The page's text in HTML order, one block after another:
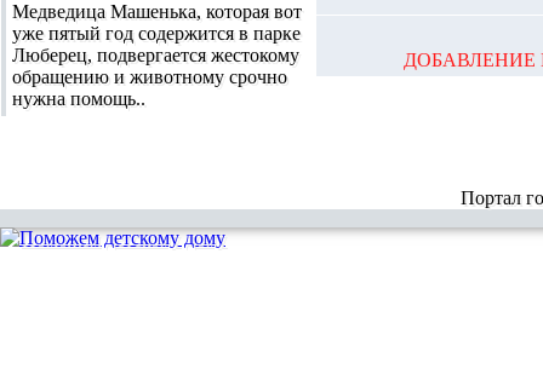
ДОБАВЛЕНИЕ
Медведица Машенька, которая вот
уже пятый год содержится в парке
Люберец, подвергается жестокому
обращению и животному срочно
нужна помощь..
Портал